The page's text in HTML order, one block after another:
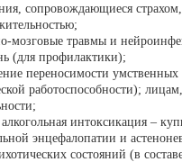
сопровождающиеся
мозговые травмы и
(для профилактики);
переносимости умственных
работоспособности);
алкогольная интоксикация –
энцефалопатии и
состояний (в